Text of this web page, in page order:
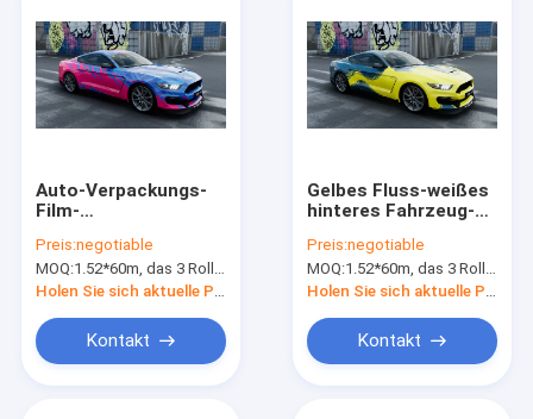
Auto-Verpackungs-
Film-
Druck der Rosa-
blauer spritzender
polymerische
Preis:negotiable
MOQ:1.52*60m, das 3 Rollen 1.52*20m bedeutet
Holen Sie sich aktuelle Preis
Kontakt
Gelbes Fluss-weißes
hinteres Fahrzeug-
Vinylrollenentfernbarer
Kleber
Preis:negotiable
MOQ:1.52*60m, das 3 Rollen 1.52*20m bedeutet
Holen Sie sich aktuelle Preis
Kontakt